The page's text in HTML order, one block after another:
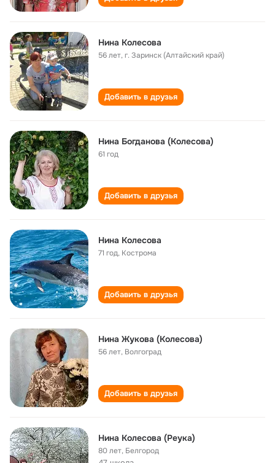
Нина Колесова
56 лет,г. Заринск (Алтайский край)
Добавить в друзья
Нина Богданова (Колесова)
61 год
Добавить в друзья
Нина Колесова
71 год, Кострома
Добавить в друзья
Нина Жукова (Колесова)
56 лет, Волгоград
Добавить в друзья
Нина Колесова (Реука)
80 лет, Белгород